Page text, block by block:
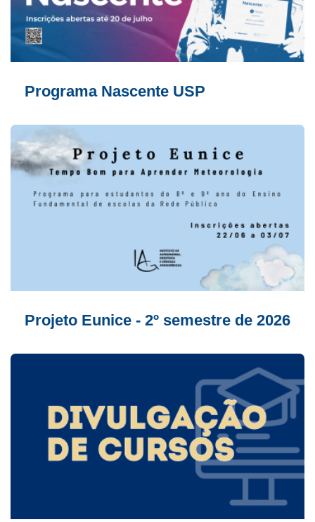
Programa Nascente USP
Projeto Eunice - 2º semestre de 2026